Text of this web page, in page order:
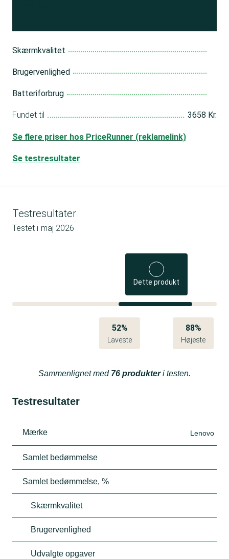
Skærmkvalitet
Brugervenlighed
Batteriforbrug
Fundet til 3658 Kr.
Se flere priser hos PriceRunner (reklamelink)
Se testresultater
Testresultater
Testet i maj 2026
Dette produkt
52%
Laveste
88%
Højeste
Sammenlignet med 76 produkteri testen.
Testresultater
Mærke Lenovo
Samlet bedømmelse
Samlet bedømmelse, %
Skærmkvalitet
Brugervenlighed
Udvalgte opgaver